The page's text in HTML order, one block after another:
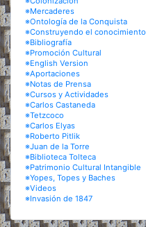
※Mercaderes
※Ontología de la Conquista
※Construyendo el conocimiento
※Bibliografía
※Promoción Cultural
※English Version
※Aportaciones
※Notas de Prensa
※Cursos y Actividades
※Carlos Castaneda
※Tetzcoco
※Carlos Elyas
※Roberto Pitlik
※Juan de la Torre
※Biblioteca Tolteca
※Patrimonio Cultural Intangible
※Yopes, Topes y Baches
※Videos
※Invasión de 1847